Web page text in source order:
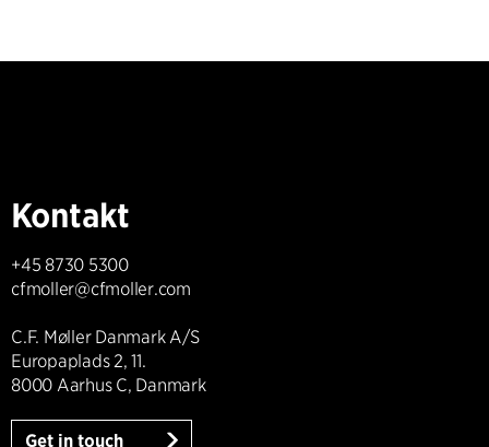
Kontakt
+45 8730 5300
cfmoller@cfmoller.com
C.F. Møller Danmark A/S
Europaplads 2, 11.
8000 Aarhus C, Danmark
Get in touch